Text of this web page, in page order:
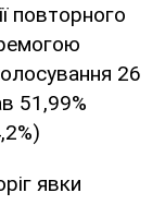
повторного
26
51,99%
явки